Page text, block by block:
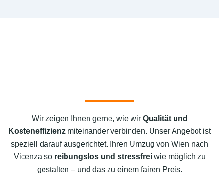
Wir zeigen Ihnen gerne, wie wir Qualität und
Kosteneffizienz miteinander verbinden. Unser Angebot ist
speziell darauf ausgerichtet, Ihren Umzug von Wien nach
Vicenza so reibungslos und stressfreiwie möglich zu
gestalten – und das zu einem fairen Preis.